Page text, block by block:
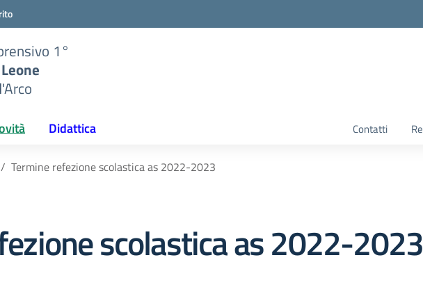
1°
Didattica Contatti
Termine refezione scolastica as 2022-2023
scolastica as 2022-2023